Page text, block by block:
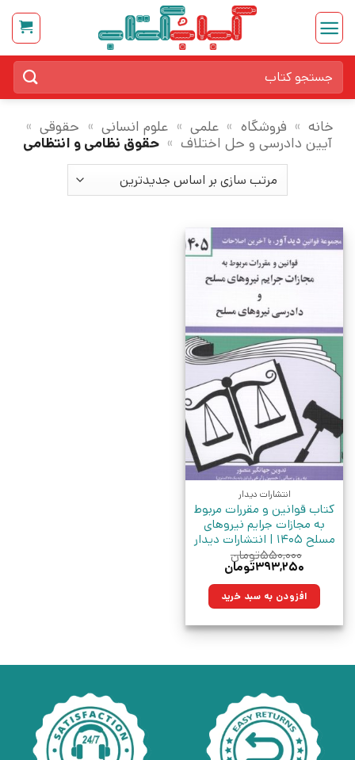
Skip
content
برای:
خانه » فروشگاه » علمی » علوم انسانی » حقوقی »
آیین دادرسی و حل اختلاف » حقوق نظامی و انتظامی
انتشارات دیدار
کتاب قوانین و مقررات مربوط
به مجازات جرایم نیروهای
مسلح 1405 | انتشارات دیدار
۵۵۰,۰۰۰تومان
قیمت
۵۵۰,۰۰۰تومان
بود.
۳۹۳,۲۵۰تومان
۳۹۳,۲۵۰تومان.افزودن به سبد خرید